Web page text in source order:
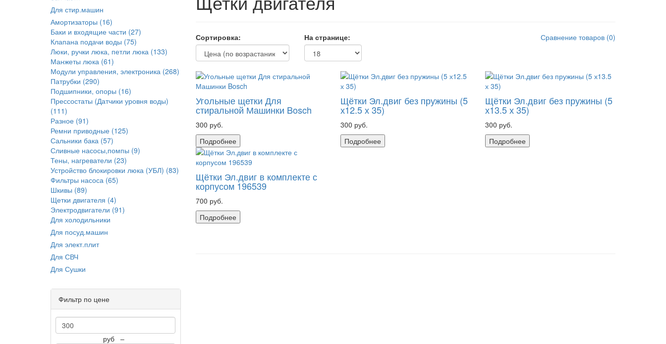
Для стир.машин
Амортизаторы (16)
Баки и входящие части (27)
Клапана подачи воды (75)
Люки, ручки люка, петли люка (133)
Манжеты люка (61)
Модули управления, электроника (268)
Патрубки (290)
Подшипники, опоры (16)
Прессостаты (Датчики уровня воды)
(111)
Разное (91)
Ремни приводные (125)
Сальники бака (57)
Сливные насосы,помпы (9)
Тены, нагреватели (23)
Устройство блокировки люка (УБЛ) (83)
Фильтры насоса (65)
Шкивы (89)
Щетки двигателя (4)
Электродвигатели (91)
Для холодильники
Для посуд.машин
Для элект.плит
Для СВЧ
Для Сушки
Фильтр по цене
руб –
Сортировка: На странице: Сравнение товаров(0)
Угольные щетки Для
стиральной Машинки Bosch
300 руб.
Подробнее
Щётки Эл.двиг без пружины (5
х12.5 х 35)
300 руб.
Подробнее
Щётки Эл.двиг без пружины (5
х13.5 х 35)
300 руб.
Подробнее
Щётки Эл.двиг в комплекте с
корпусом 196539
700 руб.
Подробнее